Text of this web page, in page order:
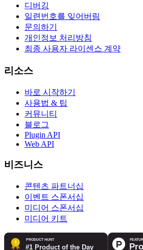
디버깅
일련번호를 잊어버림
문의하기
개인정보 처리방침
최종 사용자 라이센스 계약
리소스
바로 시작하기
사용법 & 팁
커뮤니티
블로그
Plugin API
Web API
비즈니스
콘텐츠 파트너십
이벤트 스폰서십
미디어 스폰서십
미디어 키트